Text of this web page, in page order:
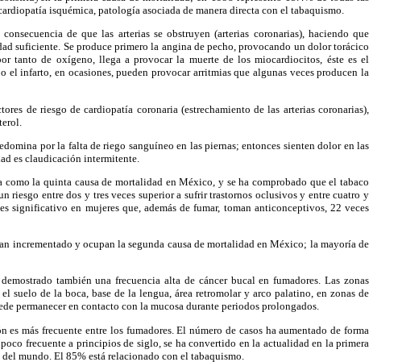
isquémica, patología asociada de manera directa con el tabaquismo.
de que las arterias se obstruyen (arterias coronarias), haciendo que
suficiente. Se produce primero la angina de pecho, provocando un dolor torácico
tanto de oxígeno, llega a provocar la muerte de los miocardiocitos, éste es el
infarto, en ocasiones, pueden provocar arritmias que algunas veces producen la
de riesgo de cardiopatía coronaria (estrechamiento de las arterias coronarias),
por la falta de riego sanguíneo en las piernas; entonces sienten dolor en las
es claudicación intermitente.
como la quinta causa de mortalidad en México, y se ha comprobado que el tabaco
riesgo entre dos y tres veces superior a sufrir trastornos oclusivos y entre cuatro y
significativo en mujeres que, además de fumar, toman anticonceptivos, 22 veces
incrementado y ocupan la segunda causa de mortalidad en México; la mayoría de
también una frecuencia alta de cáncer bucal en fumadores. Las zonas
suelo de la boca, base de la lengua, área retromolar y arco palatino, en zonas de
permanecer en contacto con la mucosa durante periodos prolongados.
es más frecuente entre los fumadores. El número de casos ha aumentado de forma
frecuente a principios de siglo, se ha convertido en la actualidad en la primera
mundo. El 85% está relacionado con el tabaquismo.